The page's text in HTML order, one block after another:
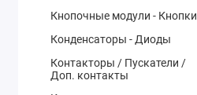
Кнопочные модули - Кнопки
Конденсаторы - Диоды
Контакторы / Пускатели /
Доп. контакты